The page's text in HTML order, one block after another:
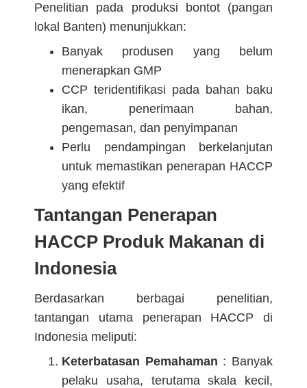
Penelitian pada produksi bontot (pangan
lokal Banten) menunjukkan:
Banyak produsen yang belum
menerapkan GMP
CCP teridentifikasi pada bahan baku
ikan, penerimaan bahan,
pengemasan, dan penyimpanan
Perlu pendampingan berkelanjutan
untuk memastikan penerapan HACCP
yang efektif
Tantangan Penerapan
HACCP Produk Makanan di
Indonesia
Berdasarkan berbagai penelitian,
tantangan utama penerapan HACCP di
Indonesia meliputi:
Keterbatasan Pemahaman : Banyak
pelaku usaha, terutama skala kecil,